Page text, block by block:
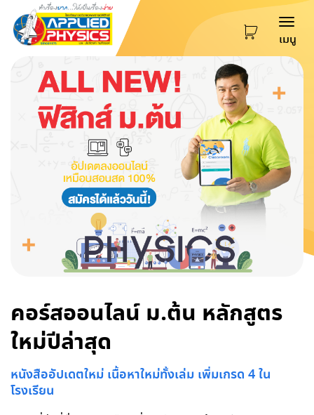
เมนู
คอร์สออนไลน์ ม.ต้น หลักสูตร
ใหม่ปีล่าสุด
หนังสืออัปเดตใหม่ เนื้อหาใหม่ทั้งเล่ม เพิ่มเกรด 4 ใน
โรงเรียน
สอนสด ต.ค.69 และ พ.ย.69 -
ก.พ. 70
เริ่มรับสมัคร 8 ก.ย. 69